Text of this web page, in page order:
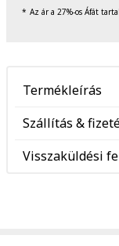
Az ár a 27%-os Áfát
Termékleírás
Szállítás &
Visszaküldési